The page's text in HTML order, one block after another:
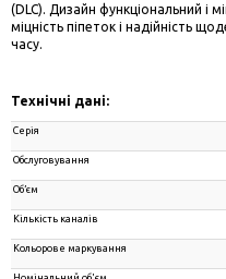
(DLC). Дизайн функціональний і
міцність піпеток і надійність
часу.
Технічні дані:
Серія
Обслуговування
Об’єм
Кількість каналів
Кольорове маркування